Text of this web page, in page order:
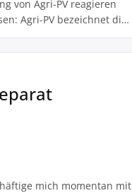
von Agri-PV reagieren
Agri-PV bezeichnet die
nur Strom produziert,
mich momentan mit